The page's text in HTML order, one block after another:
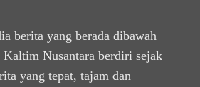
berita yang berada dibawah
Nusantara berdiri sejak
yang tepat, tajam dan